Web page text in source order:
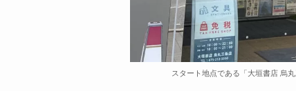
スタート地点である「大垣書店 烏